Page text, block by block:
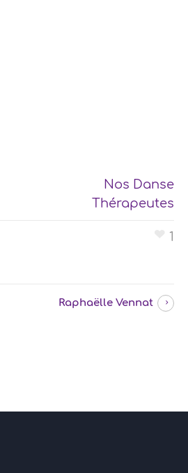
Nos Danse
Thérapeutes
1
Raphaëlle Vennat